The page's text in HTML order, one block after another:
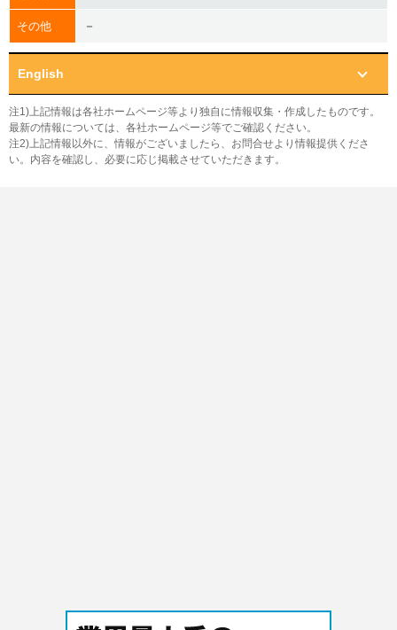
その他 －
English
注1)上記情報は各社ホームページ等より独自に情報収集・作成したものです。
最新の情報については、各社ホームページ等でご確認ください。
注2)上記情報以外に、情報がございましたら、お問合せより情報提供くださ
い。内容を確認し、必要に応じ掲載させていただきます。